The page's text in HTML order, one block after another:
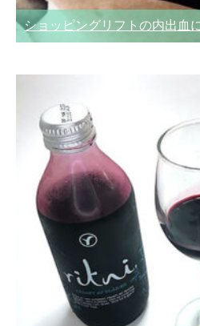
ショッピングリフトの内出血